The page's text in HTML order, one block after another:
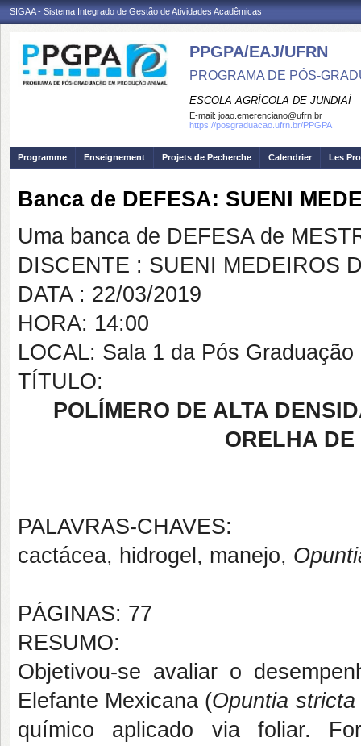
SIGAA - Sistema Integrado de Gestão de Atividades Acadêmicas
PPGPA/EAJ/UFRN
PROGRAMA DE PÓS-
ESCOLA AGRÍCOLA DE JUNDIAÍ
E-mail: joao.emerenciano@ufrn.br
https://posgraduacao.ufrn.br/PPGPA
Programme Enseignement Projets de Pecherche Calendrier Les
Banca de DEFESA: SUENI
Uma banca de DEFESA de
DISCENTE : SUENI MEDEIROS
DATA : 22/03/2019
HORA: 14:00
LOCAL: Sala 1 da Pós Graduação
TÍTULO:
POLÍMERO DE ALTA
ORELHA
PALAVRAS-CHAVES:
cactácea, hidrogel, manejo,
PÁGINAS: 77
RESUMO:
Objetivou-se avaliar o
Elefante Mexicana (Opuntia stricta
químico aplicado via foliar.